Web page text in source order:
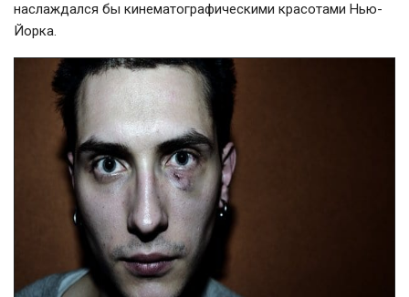
наслаждался бы кинематографическими красотами Нью-
Йорка.